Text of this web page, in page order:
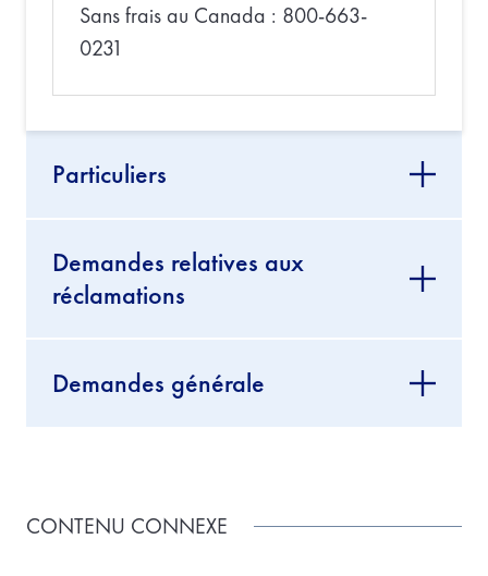
Sans frais au Canada : 800-663-
0231
Particuliers
Demandes relatives aux
réclamations
Demandes générale
CONTENU CONNEXE